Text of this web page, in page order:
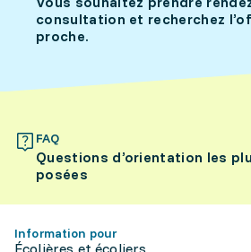
consultation et recherchez
proche.
FAQ
Questions d’orientation les
posées
Information pour
Écolières et écoliers